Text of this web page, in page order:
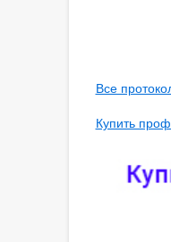
Все
Купить